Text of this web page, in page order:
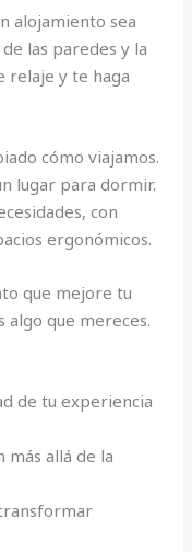
alojamiento sea
las paredes y la
relaje y te haga
cómo viajamos.
lugar para dormir.
con
ergonómicos.
que mejore tu
algo que mereces.
de tu experiencia
más allá de la